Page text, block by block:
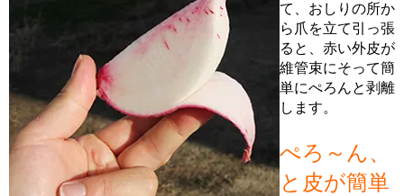
て、おしりの所か
ら爪を立て引っ張
ると、赤い外皮が
維管束にそって簡
単にぺろんと剥離
します。
ぺろ～ん、
と皮が簡単